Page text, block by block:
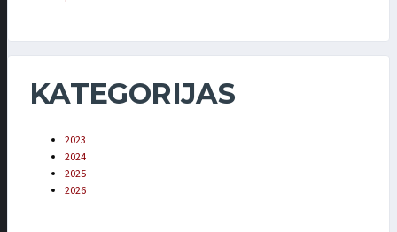
KATEGORIJAS
2023
2024
2025
2026